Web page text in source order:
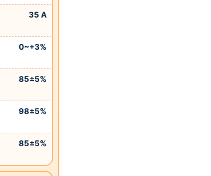
35 A
0~+3%
85±5%
98±5%
85±5%